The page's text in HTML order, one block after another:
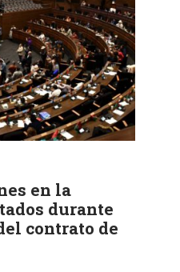
en la
durante
contrato de